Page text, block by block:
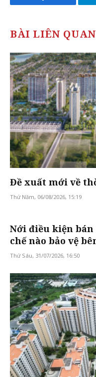
BÀI LIÊN QUAN
Đề xuất mới về
Thứ Năm, 06/08/2026, 15:19
Nới điều kiện bán
chế nào bảo vệ
Thứ Sáu, 31/07/2026, 16:50